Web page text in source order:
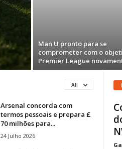
Man U pronto para se
comprometer com o
Premier League
All
Arsenal concorda com
termos pessoais e prepara £
70 milhões para...
24 Julho 2026